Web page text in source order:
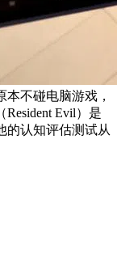
不碰电脑游戏，
Evil）是
的认知评估测试从